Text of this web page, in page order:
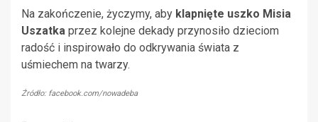
Na zakończenie, życzymy, aby klapnięte uszko Misia
Uszatka przez kolejne dekady przynosiło dzieciom
radość i inspirowało do odkrywania świata z
uśmiechem na twarzy.
Źródło: facebook.com/nowadeba